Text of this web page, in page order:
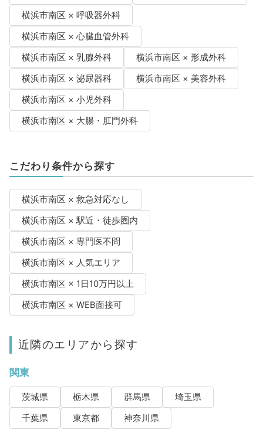
横浜市南区 × 呼吸器外科
横浜市南区 × 心臓血管外科
横浜市南区 × 乳腺外科
横浜市南区 × 形成外科
横浜市南区 × 泌尿器科
横浜市南区 × 美容外科
横浜市南区 × 小児外科
横浜市南区 × 大腸・肛門外科
こだわり条件から探す
横浜市南区 × 救急対応なし
横浜市南区 × 駅近・徒歩圏内
横浜市南区 × 専門医不問
横浜市南区 × 人気エリア
横浜市南区 × 1日10万円以上
横浜市南区 × WEB面接可
近隣のエリアから探す
関東
茨城県 栃木県 群馬県
埼玉県
千葉県
東京都 神奈川県